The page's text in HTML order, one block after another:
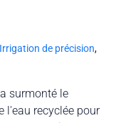
Irrigation de précision,
surmonté le
l'eau recyclée pour